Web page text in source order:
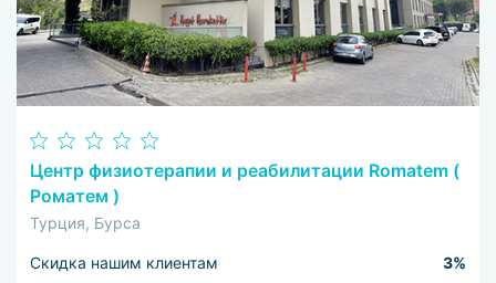
Центр физиотерапии и реабилитации Romatem (
Роматем )
Турция, Бурса
Скидка нашим клиентам 3%